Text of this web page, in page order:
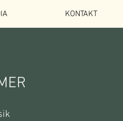
KONTAKT